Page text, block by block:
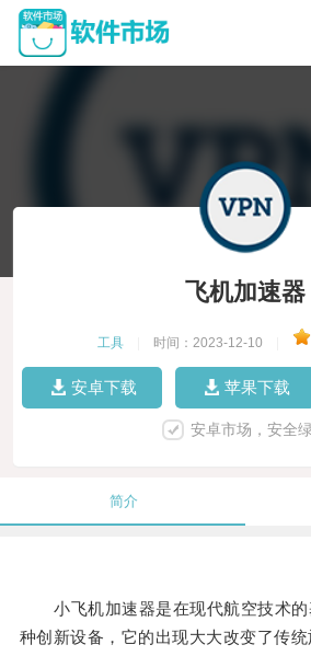
飞机加速器
工具 时间：2023-12-10
安卓下载 苹果下载
安卓市场，安全
简介
小飞机加速器是在现代航空技术的
种创新设备，它的出现大大改变了传